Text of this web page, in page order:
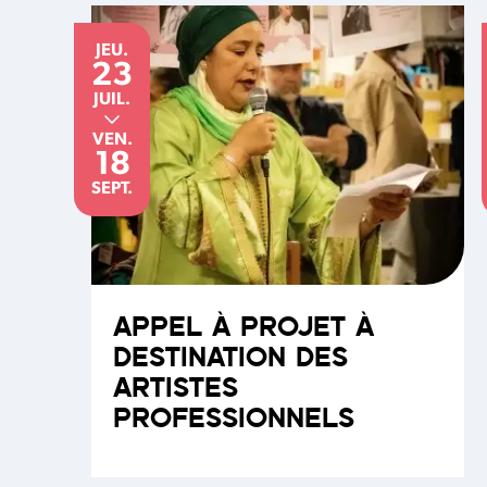
du
JEUDI
JEU.
23
JUILLET
JUIL.
au
VENDREDI
VEN.
18
SEPTEMBRE
SEPT.
APPEL À PROJET À
DESTINATION DES
ARTISTES
PROFESSIONNELS